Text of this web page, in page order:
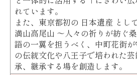
れています。
また、東京都初の 日本遺産 とし
満山高尾山 ～人々の祈りが紡ぐ
語の一翼を担うべく、中町花街
の伝統文化や八王子で培われた
承、継承する場を創造します。